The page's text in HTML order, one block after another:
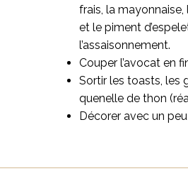
frais, la
et le piment
l’assaisonnement.
Couper l’avocat en
Sortir les toasts, les
quenelle de thon
Décorer avec un